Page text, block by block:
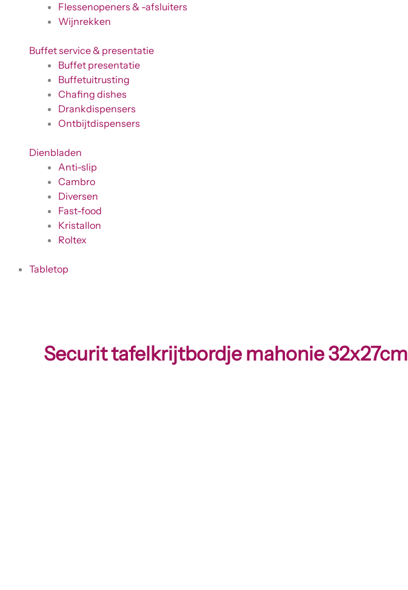
Flessenopeners & -afsluiters
Wijnrekken
Buffet service & presentatie
Buffet presentatie
Buffetuitrusting
Chafing dishes
Drankdispensers
Ontbijtdispensers
Dienbladen
Anti-slip
Cambro
Diversen
Fast-food
Kristallon
Roltex
Tabletop
Securit tafelkrijtbordje mahonie 32x27cm